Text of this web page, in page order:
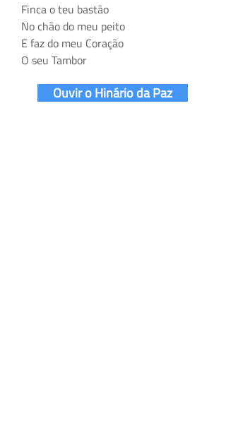
Finca o teu bastão
No chão do meu peito
E faz do meu Coração
O seu Tambor
Ouvir o Hinário da Paz